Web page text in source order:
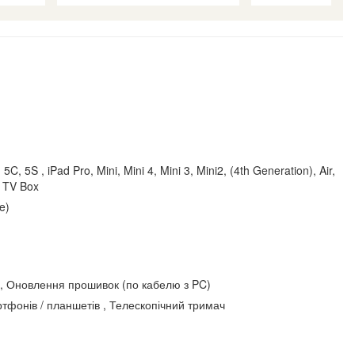
5S , iPad Pro, Mini, Mini 4, Mini 3, Mini2, (4th Generation), Air,
Box
Оновлення прошивок (по кабелю з PC)
/ планшетів , Телескопічний тримач